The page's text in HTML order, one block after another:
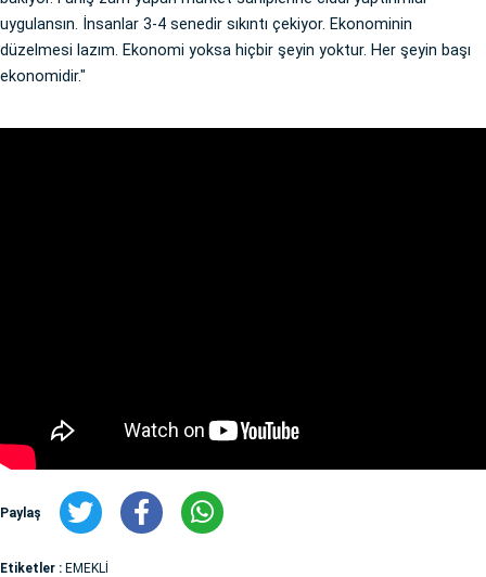
uygulansın. İnsanlar 3-4 senedir sıkıntı çekiyor. Ekonominin
düzelmesi lazım. Ekonomi yoksa hiçbir şeyin yoktur. Her şeyin başı
ekonomidir."
Paylaş
Etiketler : EMEKLİ